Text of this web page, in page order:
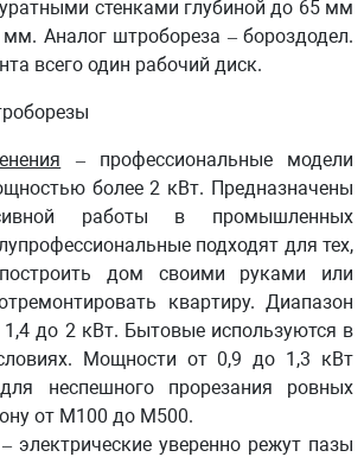
стенками глубиной до 65 мм
Аналог штробореза – бороздодел.
всего один рабочий диск.
– профессиональные модели
более 2 кВт. Предназначены
работы в промышленных
подходят для тех,
дом своими руками или
квартиру. Диапазон
до 2 кВт. Бытовые используются в
Мощности от 0,9 до 1,3 кВт
неспешного прорезания ровных
от М100 до М500.
– электрические уверенно режут пазы